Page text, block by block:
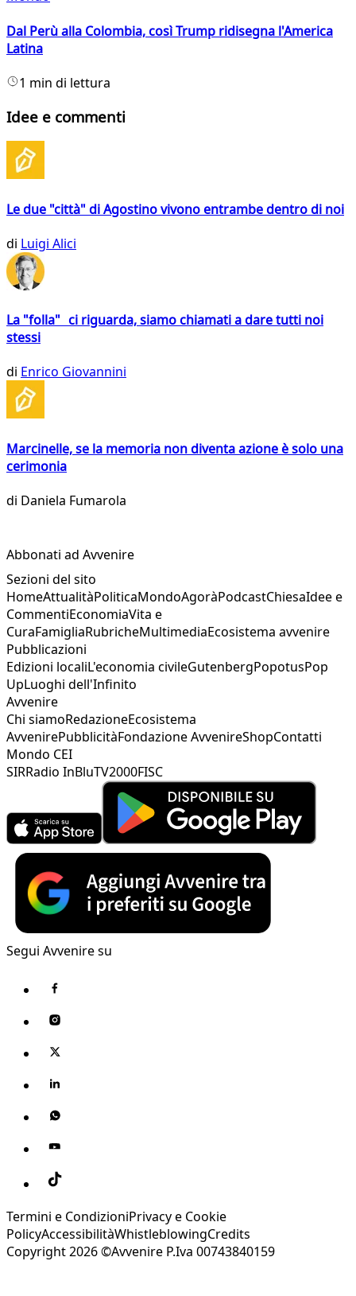
Dal Perù alla Colombia, così Trump ridisegna l'America
Latina
1 min di lettura
Idee e commenti
Le due "città" di Agostino vivono entrambe dentro di noi
di Luigi Alici
La "folla" ci riguarda, siamo chiamati a dare tutti noi
stessi
di Enrico Giovannini
Marcinelle, se la memoria non diventa azione è solo una
cerimonia
di Daniela Fumarola
Abbonati ad Avvenire
Sezioni del sito
HomeAttualitàPoliticaMondoAgoràPodcastChiesaIdee e
CommentiEconomiaVita e
CuraFamigliaRubricheMultimediaEcosistema avvenire
Pubblicazioni
Edizioni localiL'economia civileGutenbergPopotusPop
UpLuoghi dell'Infinito
Avvenire
Chi siamoRedazioneEcosistema
AvvenirePubblicitàFondazione AvvenireShopContatti
Mondo CEI
SIRRadio InBluTV2000FISC
Segui Avvenire su
Termini e CondizioniPrivacy e Cookie
PolicyAccessibilitàWhistleblowingCredits
Copyright 2026 ©Avvenire P.Iva 00743840159